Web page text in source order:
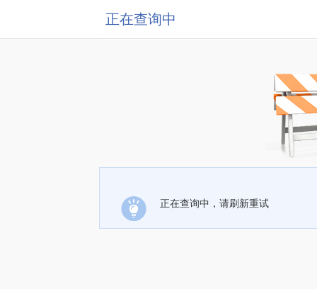
正在查询中
正在查询中，请刷新重试